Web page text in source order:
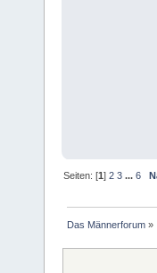
Seiten: [1]2 3 ...6
Das Männerforum »